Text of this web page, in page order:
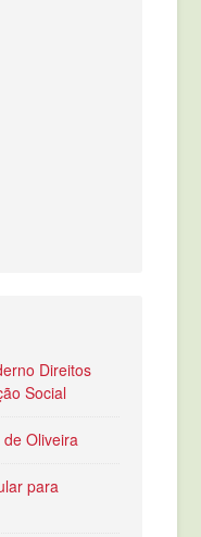
Direitos
Social
Oliveira
para